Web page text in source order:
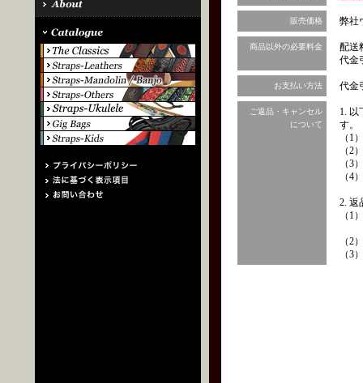
販売価格 弊社
商品以外の必要料金
配送
代金
お支払い方法 代金
ご返品・キャンセル
について
1. 以
す。
（1
（2
（3
（4
2. 返
（1）
（2
（3